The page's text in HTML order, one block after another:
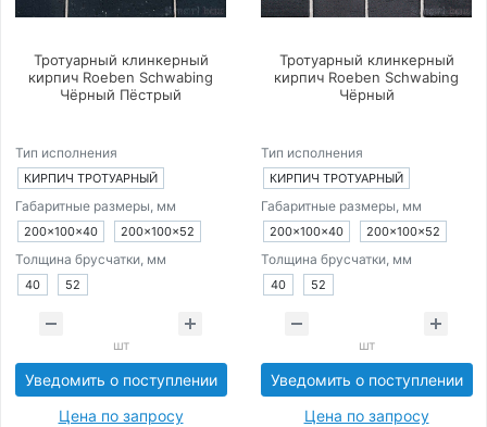
Тротуарный клинкерный
кирпич Roeben Schwabing
Чёрный Пёстрый
Тип исполнения
КИРПИЧ ТРОТУАРНЫЙ
Габаритные размеры, мм
200×100×40 200×100×52
Толщина брусчатки, мм
40 52
шт
Уведомить о поступлении
Цена по запросу
Тротуарный клинкерный
кирпич Roeben Schwabing
Чёрный
Тип исполнения
КИРПИЧ ТРОТУАРНЫЙ
Габаритные размеры, мм
200×100×40 200×100×52
Толщина брусчатки, мм
40 52
шт
Уведомить о поступлении
Цена по запросу